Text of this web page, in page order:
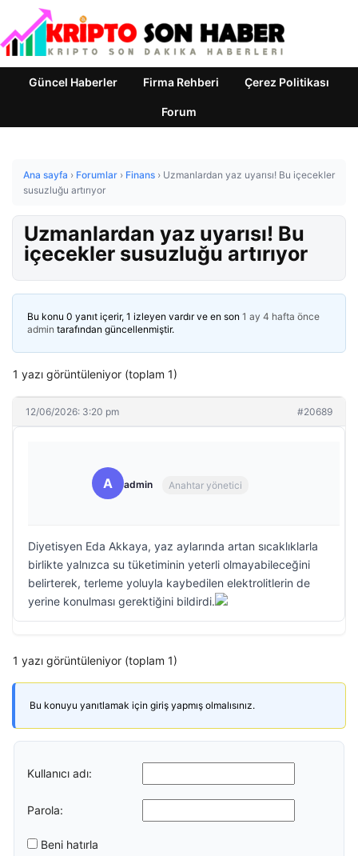
Güncel Haberler Firma Rehberi Çerez Politikası
Forum
Ana sayfa › Forumlar › Finans › Uzmanlardan yaz uyarısı! Bu içecekler
susuzluğu artırıyor
Uzmanlardan yaz uyarısı! Bu
içecekler susuzluğu artırıyor
Bu konu 0 yanıt içerir, 1 izleyen vardır ve en son 1 ay 4 hafta önce
admin tarafından güncellenmiştir.
1 yazı görüntüleniyor (toplam 1)
12/06/2026: 3:20 pm #20689
A admin Anahtar yönetici
Diyetisyen Eda Akkaya, yaz aylarında artan sıcaklıklarla
birlikte yalnızca su tüketiminin yeterli olmayabileceğini
belirterek, terleme yoluyla kaybedilen elektrolitlerin de
yerine konulması gerektiğini bildirdi.
1 yazı görüntüleniyor (toplam 1)
Bu konuyu yanıtlamak için giriş yapmış olmalısınız.
Kullanıcı adı:
Parola:
Beni hatırla